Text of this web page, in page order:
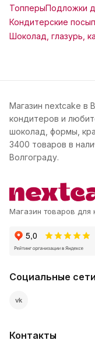
ТопперыПодложки
Кондитерские
Шоколад, глазурь,
Магазин nextcake в
кондитеров и
шоколад, формы,
3400 товаров в
Волгограду.
Магазин товаров для
Социальные сети
vk
Контакты